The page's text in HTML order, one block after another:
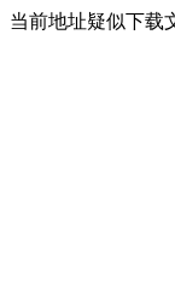
当前地址疑似下载